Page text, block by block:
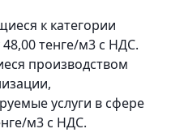
к категории
48,00 тенге/м3 с НДС.
производством
услуги в сфере
м3 с НДС.